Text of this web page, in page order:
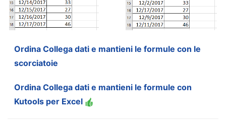
Ordina Collega dati e mantieni le formule con le
scorciatoie
Ordina Collega dati e mantieni le formule con
Kutools per Excel